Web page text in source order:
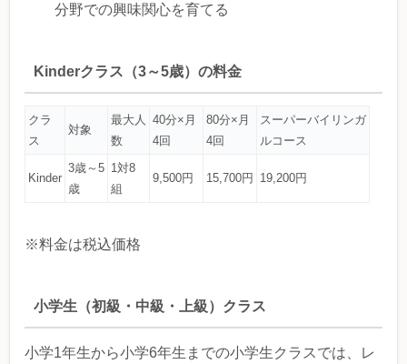
分野での興味関心を育てる
Kinderクラス（3～5歳）の料金
クラ
ス
対象
最大人
数
40分×月
4回
80分×月
4回
スーパーバイリンガ
ルコース
Kinder
3歳～5
歳
1対8
組
9,500円 15,700円 19,200円
※料金は税込価格
小学生（初級・中級・上級）クラス
小学1年生から小学6年生までの小学生クラスでは、レ